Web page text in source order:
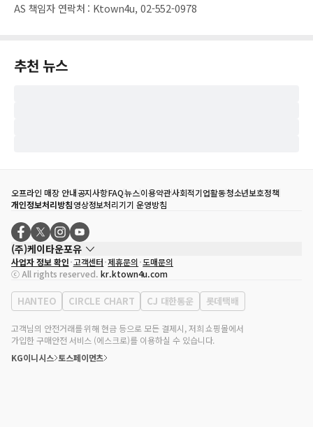
AS 책임자 연락처 : Ktown4u, 02-552-0978
추천 뉴스
오프라인 매장 안내공지사항FAQ뉴스이용약관사회적기업활동청소년보호정책
개인정보처리방침영상정보처리기기 운영방침
(주)케이타운포유
대표자
송효민
사업자등록번호
120-87-71116
통신판매업 신고번호 제2011-서울강남-02223
대표전화
02-552-9855
사업자 정보 확인 고객센터 제휴문의 도매문의
ⓒ All rights reserved. kr.ktown4u.com
HANTEO CIRCLE CHART CJ 대한통운 롯데택배
고객님의 안전거래를 위해 현금 등으로 모든 결제시, 저희 쇼핑몰에서
가입한 구매안전 서비스 (에스크로)를 이용하실 수 있습니다.
KG이니시스 토스페이먼츠